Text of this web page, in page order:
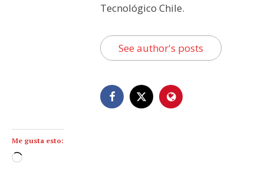
Tecnológico Chile.
See author's posts
Me gusta esto:
C